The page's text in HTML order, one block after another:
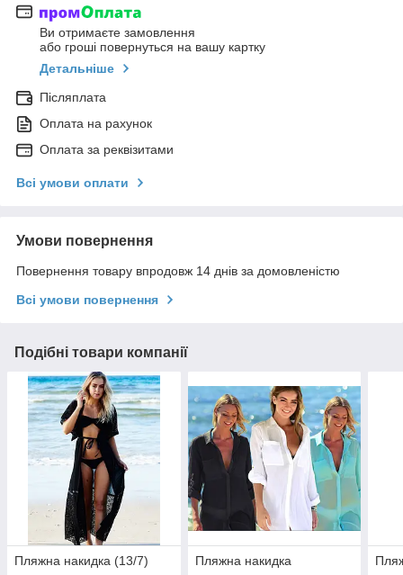
Ви отримаєте замовлення
або гроші повернуться на вашу картку
Детальніше
Післяплата
Оплата на рахунок
Оплата за реквізитами
Всі умови оплати
Умови повернення
Повернення товару впродовж 14 днів за домовленістю
Всі умови повернення
Подібні товари компанії
Пляжна накидка (13/7) Пляжна накидка